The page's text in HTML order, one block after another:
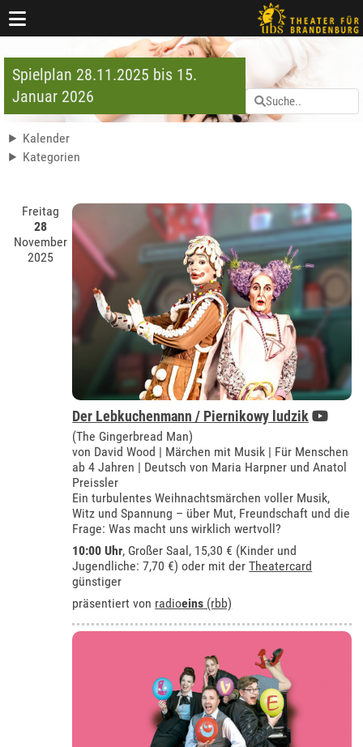
Spielplan 28.11.2025 bis 15.
Januar 2026
Kalender
Kategorien
Freitag
28
November
2025
Der Lebkuchenmann / Piernikowy ludzik
(The Gingerbread Man)
von David Wood | Märchen mit Musik | Für Menschen
ab 4 Jahren | Deutsch von Maria Harpner und Anatol
Preissler
Ein turbulentes Weihnachtsmärchen voller Musik,
Witz und Spannung – über Mut, Freundschaft und die
Frage: Was macht uns wirklich wertvoll?
10:00 Uhr, Großer Saal , 15,30 € (Kinder und
Jugendliche: 7,70 €) oder mit derTheatercard
günstiger
präsentiert von radioeins (rbb)